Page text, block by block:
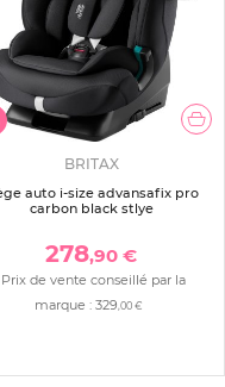
BRITAX
auto i-size advansafix pro
carbon black stlye
278,90 €
Prix de vente conseillé par la
marque :329 ,00 €